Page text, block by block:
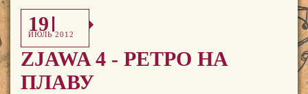
19
ИЮЛЬ 2012
ZJAWA 4 - РЕТРО НА
ПЛАВУ